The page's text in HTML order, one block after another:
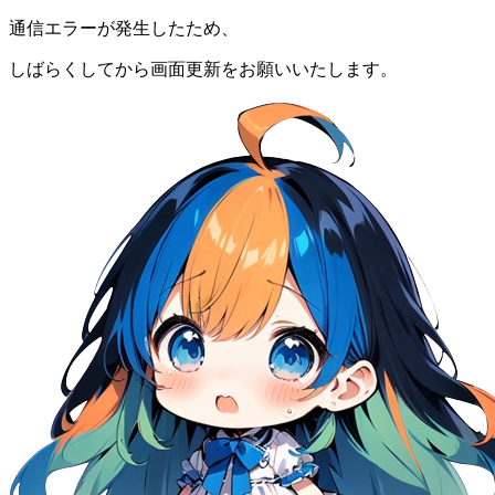
通信エラーが発生したため、
しばらくしてから画面更新をお願いいたします。